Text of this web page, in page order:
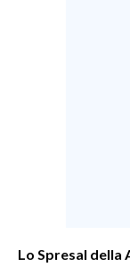
VOLLEY
Lo Spresal della